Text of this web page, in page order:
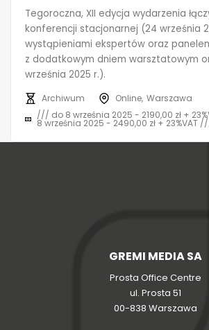
Tegoroczna, XII edycja wydarzenia
konferencji stacjonarnej (24 września
wystąpieniami ekspertów oraz
z dodatkowym dniem warsztatowym
września 2025 r.).
Archiwum Online Warszawa
/// do 8 września 2025 - 2190,00 zł +
8 września 2025 - 2490,00 zł + 23%VAT
GREMI MEDIA SA
Prosta Office Centre
ul. Prosta 51
00-838 Warszawa